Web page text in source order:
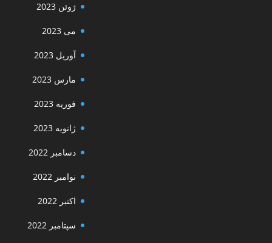
ژوئن 2023
می 2023
آوریل 2023
مارس 2023
فوریه 2023
ژانویه 2023
دسامبر 2022
نوامبر 2022
اکتبر 2022
سپتامبر 2022